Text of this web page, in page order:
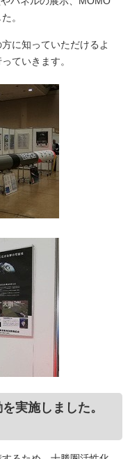
。
に知っていただけるよ
ていきます。
実施しました。